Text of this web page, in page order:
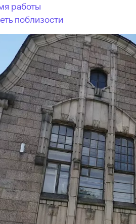
работы
поблизости